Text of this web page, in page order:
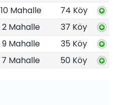
10 Mahalle
74 Köy
2 Mahalle
37 Köy
9 Mahalle
35 Köy
7 Mahalle 50 Köy